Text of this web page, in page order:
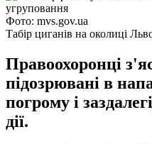
Фото: mvs.gov.ua
Табір циганів на околиці
Правоохоронці
підозрювані в
погрому і
дії.